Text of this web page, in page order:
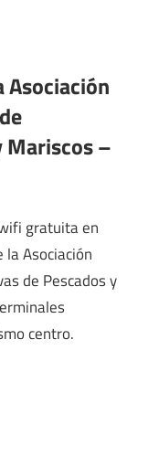
Asociación
Mariscos –
gratuita en
Asociación
de Pescados y
centro.